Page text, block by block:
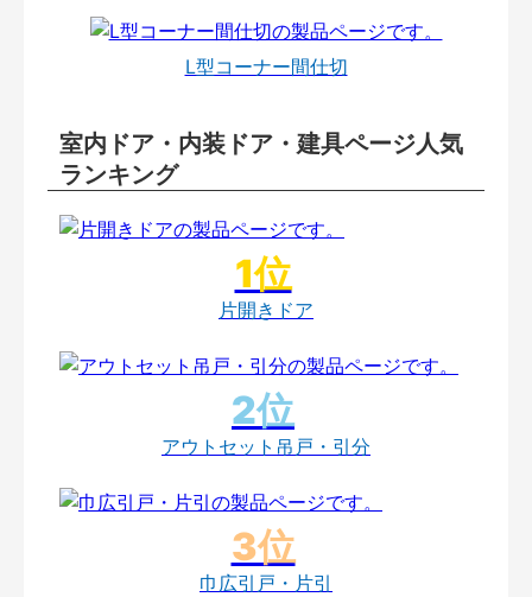
L型コーナー間仕切
室内ドア・内装ドア・建具ページ人気
ランキング
片開きドア
アウトセット吊戸・引分
巾広引戸・片引